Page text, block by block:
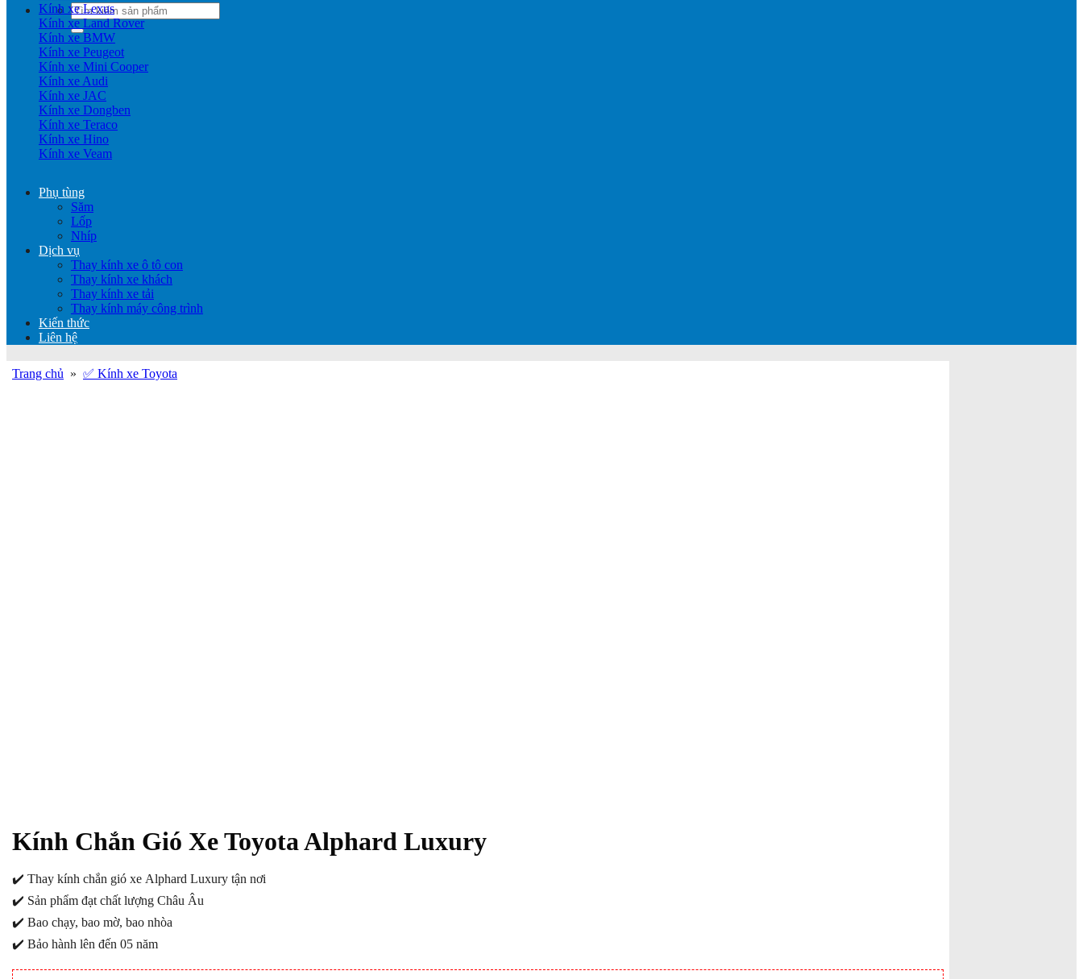
Tìm
kiếm:
Kính xe Lexus
Kính xe Land Rover
Kính xe BMW
Kính xe Peugeot
Kính xe Mini Cooper
Kính xe Audi
Kính xe JAC
Kính xe Dongben
Kính xe Teraco
Kính xe Hino
Kính xe Veam
Phụ tùng
Săm
Lốp
Nhíp
Dịch vụ
Thay kính xe ô tô con
Thay kính xe khách
Thay kính xe tải
Thay kính máy công trình
Kiến thức
Liên hệ
Trang chủ » ✅ Kính xe Toyota
Kính Chắn Gió Xe Toyota Alphard Luxury
✔️ Thay kính chắn gió xe Alphard Luxury tận nơi
✔️ Sản phẩm đạt chất lượng Châu Âu
✔️ Bao chạy, bao mờ, bao nhòa
✔️ Bảo hành lên đến 05 năm